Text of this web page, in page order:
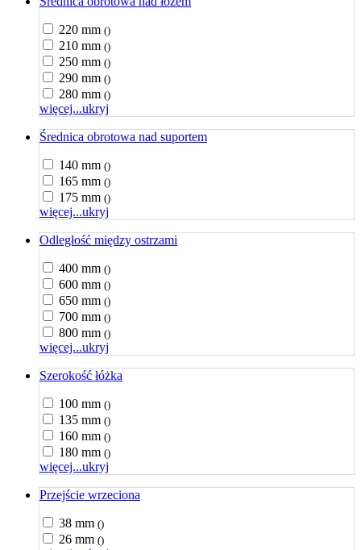
220 mm ()
210 mm ()
250 mm ()
290 mm ()
280 mm ()
więcej...ukryj
Średnica obrotowa nad suportem
140 mm ()
165 mm ()
175 mm ()
więcej...ukryj
Odległość między ostrzami
400 mm ()
600 mm ()
650 mm ()
700 mm ()
800 mm ()
więcej...ukryj
Szerokość łóżka
100 mm ()
135 mm ()
160 mm ()
180 mm ()
więcej...ukryj
Przejście wrzeciona
38 mm ()
26 mm ()